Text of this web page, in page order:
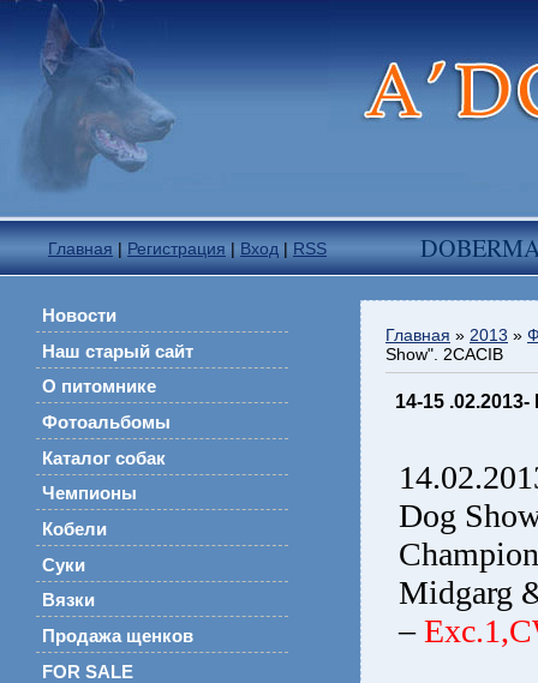
Главная | Регистрация | Вход | RSS
Новости
Наш старый сайт
О питомнике
Фотоальбомы
Каталог собак
Чемпионы
Кобели
Суки
Вязки
Продажа щенков
FOR SALE
Главная » 2013 »
Show". 2CACIB
14-15
Dog
Midgarg
–